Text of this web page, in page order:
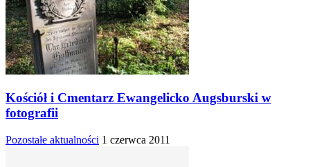
Kościół i Cmentarz Ewangelicko Augsburski w
fotografii
Pozostałe aktualności 1 czerwca 2011